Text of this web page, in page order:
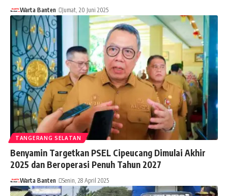
Warta Banten Jumat, 20 Juni 2025
TANGERANG SELATAN
Benyamin Targetkan PSEL Cipeucang Dimulai Akhir
2025 dan Beroperasi Penuh Tahun 2027
Warta Banten Senin, 28 April 2025